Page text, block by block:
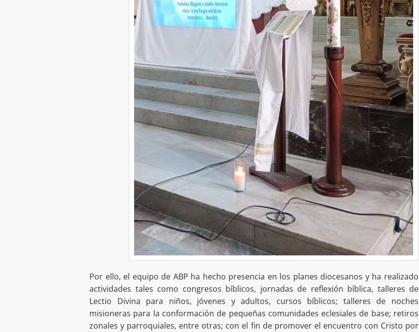
Por ello, el equipo de ABP ha hecho presencia en los planes diocesanos y ha realizado
actividades tales como congresos bíblicos, jornadas de reflexión bíblica, talleres de
Lectio Divina para niños, jóvenes y adultos, cursos bíblicos; talleres de noches
misioneras para la conformación de pequeñas comunidades eclesiales de base; retiros
zonales y parroquiales, entre otras; con el fin de promover el encuentro con Cristo por